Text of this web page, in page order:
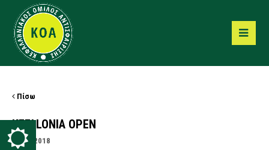
Πίσω
KEFALONIA OPEN
10/09/2018